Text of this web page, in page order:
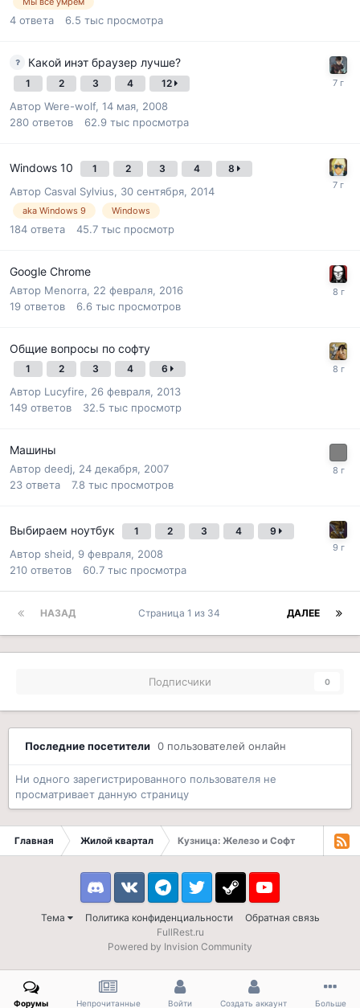
4 ответа 6.5 тыс просмотра
Какой инэт браузер лучше?
1 2 3 4 12
Автор Were-wolf, 14 мая, 2008
280 ответов 62.9 тыс просмотра
Windows 10 1 2 3 4 8
Автор Casval Sylvius, 30 сентября, 2014
aka Windows 9 Windows
184 ответа 45.7 тыс просмотр
Google Chrome
Автор Menorra, 22 февраля, 2016
19 ответов 6.6 тыс просмотров
Общие вопросы по софту
1 2 3 4 6
Автор Lucyfire, 26 февраля, 2013
149 ответов 32.5 тыс просмотр
Машины
Автор deedj, 24 декабря, 2007
23 ответа 7.8 тыс просмотров
Выбираем ноутбук 1 2 3 4 9
Автор sheid, 9 февраля, 2008
210 ответов 60.7 тыс просмотра
НАЗАД ДАЛЕЕ
Страница 1 из 34
Подписчики 0
Последние посетители 0 пользователей онлайн
Ни одного зарегистрированного пользователя не
просматривает данную страницу
Главная Жилой квартал Кузница: Железо и Софт
Тема Политика конфиденциальности Обратная связь
DiscordVK TelegramTwitter Steam Youtube
FullRest.ru
Powered by Invision Community
Форумы Непрочитанные Войти Создать аккаунт Больше